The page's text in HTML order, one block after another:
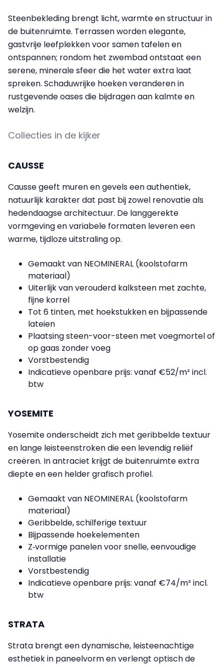
Steenbekleding brengt licht, warmte en structuur in
de buitenruimte. Terrassen worden elegante,
gastvrije leefplekken voor samen tafelen en
ontspannen; rondom het zwembad ontstaat een
serene, minerale sfeer die het water extra laat
spreken. Schaduwrijke hoeken veranderen in
rustgevende oases die bijdragen aan kalmte en
welzijn.
Collecties in de kijker
CAUSSE
Causse geeft muren en gevels een authentiek,
natuurlijk karakter dat past bij zowel renovatie als
hedendaagse architectuur. De langgerekte
vormgeving en variabele formaten leveren een
warme, tijdloze uitstraling op.
Gemaakt van NEOMINERAL (koolstofarm
materiaal)
Uiterlijk van verouderd kalksteen met zachte,
fijne korrel
Tot 6 tinten, met hoekstukken en bijpassende
lateien
Plaatsing steen-voor-steen met voegmortel of
op gaas zonder voeg
Vorstbestendig
Indicatieve openbare prijs: vanaf €52/m² incl.
btw
YOSEMITE
Yosemite onderscheidt zich met geribbelde textuur
en lange leisteenstroken die een levendig reliëf
creëren. In antraciet krijgt de buitenruimte extra
diepte en een helder grafisch profiel.
Gemaakt van NEOMINERAL (koolstofarm
materiaal)
Geribbelde, schilferige textuur
Bijpassende hoekelementen
Z‑vormige panelen voor snelle, eenvoudige
installatie
Vorstbestendig
Indicatieve openbare prijs: vanaf €74/m² incl.
btw
STRATA
Strata brengt een dynamische, leisteenachtige
esthetiek in paneelvorm en verlengt optisch de